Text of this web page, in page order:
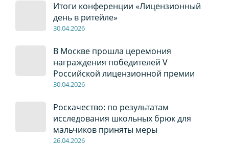
Итоги конференции «Лицензионный
день в ритейле»
30.04.2026
В Москве прошла церемония
награждения победителей V
Российской лицензионной премии
30.04.2026
Роскачество: по результатам
исследования школьных брюк для
мальчиков приняты меры
26.04.2026